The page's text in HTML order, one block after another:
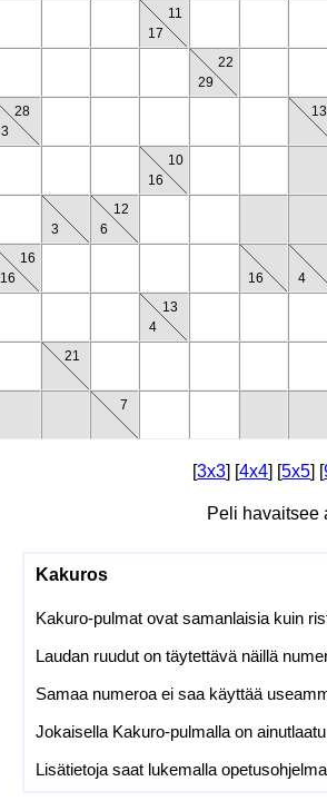
11
17
22
29
28
3
13
10
16
3
12
6
16
16
16
4
13
4
21
7
[3x3] [4x4] [5x5] [
Peli
Kakuros
Kakuro-pulmat ovat samanlaisia kuin
Laudan ruudut on täytettävä näillä
Samaa numeroa ei saa käyttää
Jokaisella Kakuro-pulmalla on
Lisätietoja saat lukemalla